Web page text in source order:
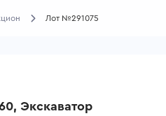
Лот №291075
Экскаватор